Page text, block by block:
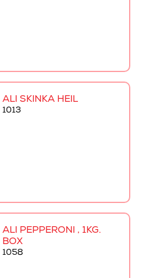
ALI SKINKA HEIL
1013
ALI PEPPERONI , 1KG.
BOX
1058